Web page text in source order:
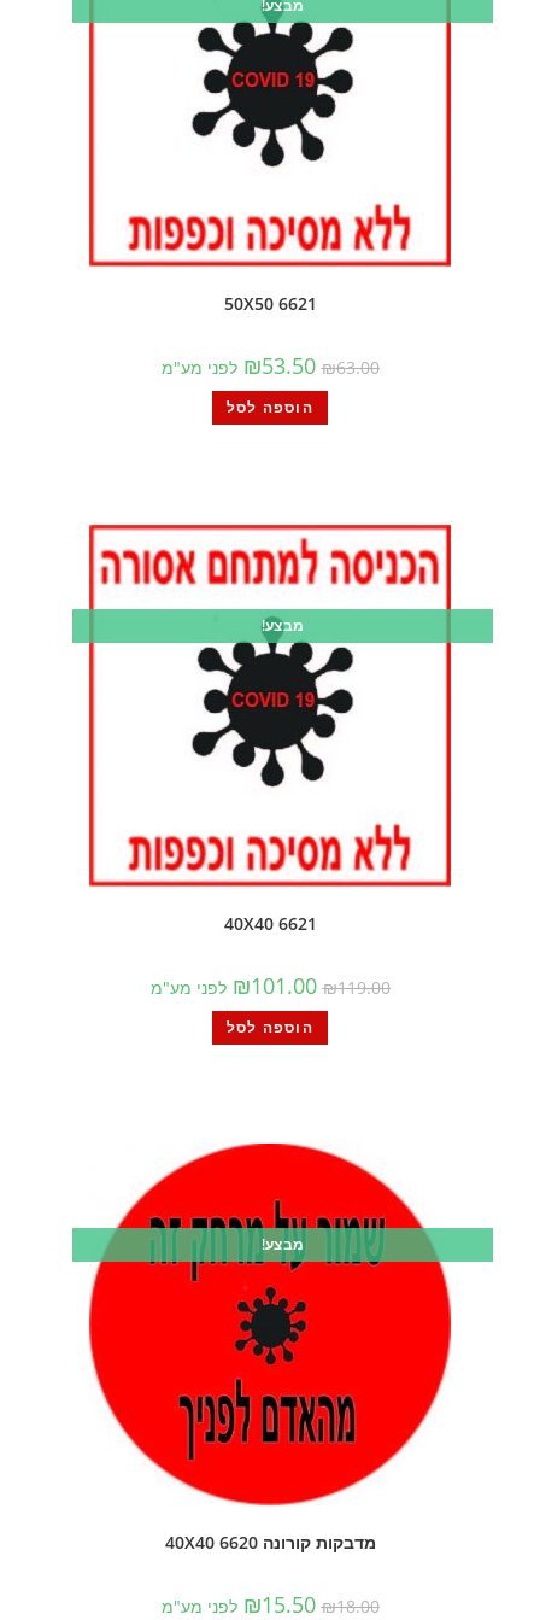
מבצע!
6621 50X50
₪63.00
₪53.50 לפני מע"מ
הוספה לסל
מבצע!
6621 40X40
₪119.00
₪101.00 לפני מע"מ
הוספה לסל
מבצע!
מדבקות קורונה 6620 40X40
₪18.00
₪15.50 לפני מע"מ